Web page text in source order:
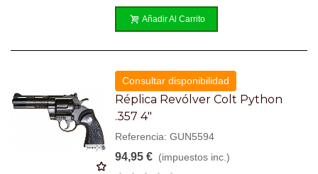
Añadir Al Carrito
Consultar disponibilidad
Réplica Revólver Colt Python
.357 4"
Referencia: GUN5594
94,95 € (impuestos inc.)